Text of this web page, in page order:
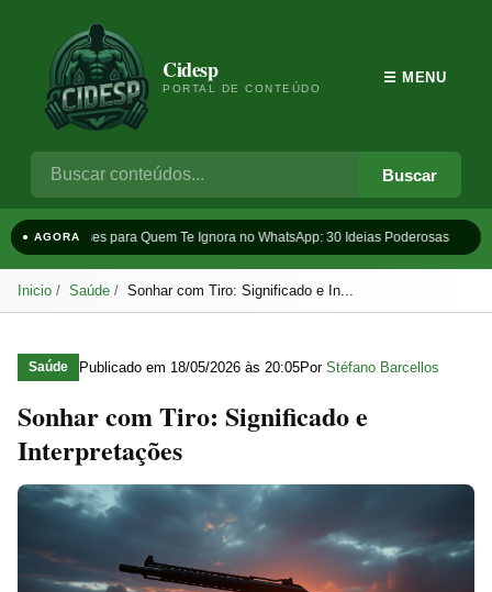
Cidesp
PORTAL DE CONTEÚDO
Buscar
☰ MENU
● AGORAFrases para Quem Te Ignora no WhatsApp: 30 Ideias Poderosas
Inicio Saúde Sonhar com Tiro: Significado e In...
Saúde Publicado em 18/05/2026 às 20:05Por Stéfano Barcellos
Sonhar com Tiro: Significado e
Interpretações